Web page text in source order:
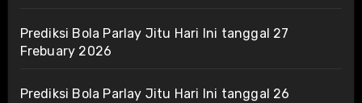
Prediksi Bola Parlay Jitu Hari Ini tanggal 27
Frebuary 2026
Prediksi Bola Parlay Jitu Hari Ini tanggal 26